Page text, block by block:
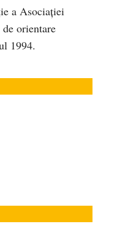
a Asociaţiei
orientare
1994.